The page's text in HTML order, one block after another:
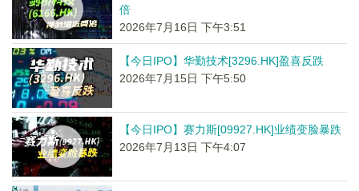
倍
2026年7月16日 下午3:51
【今日IPO】华勤技术[3296.HK]盈喜反跌
2026年7月15日 下午5:50
【今日IPO】赛力斯[09927.HK]业绩变脸暴跌
2026年7月13日 下午4:07